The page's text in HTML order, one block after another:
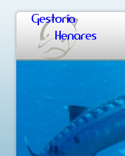
Gestoría
Henares